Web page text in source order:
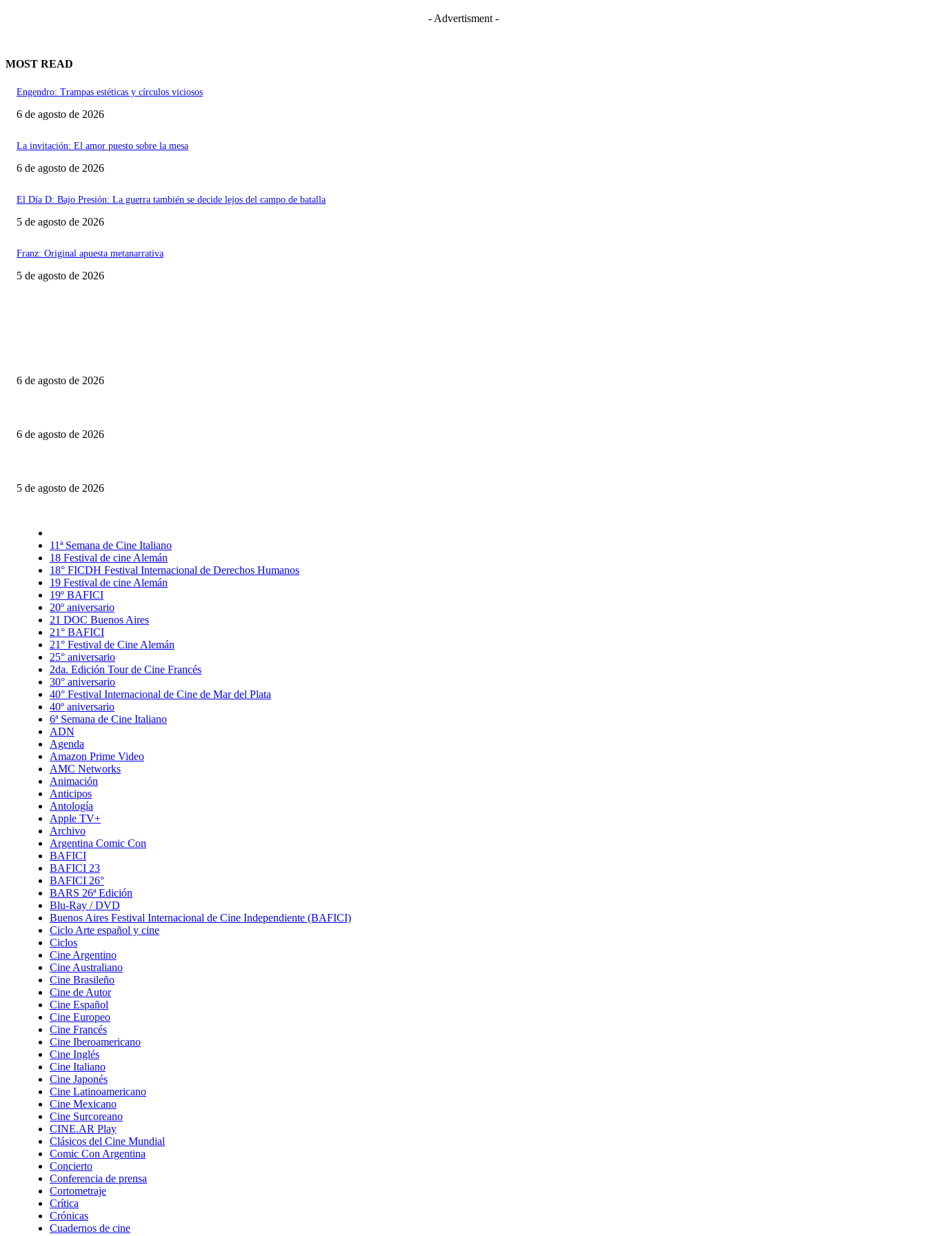
- Advertisment -
MOST READ
Engendro: Trampas estéticas y círculos viciosos
6 de agosto de 2026
La invitación: El amor puesto sobre la mesa
6 de agosto de 2026
El Día D: Bajo Presión: La guerra también se decide lejos del campo de batalla
5 de agosto de 2026
Franz: Original apuesta metanarrativa
5 de agosto de 2026
6 de agosto de 2026
6 de agosto de 2026
5 de agosto de 2026
11ª Semana de Cine Italiano
18 Festival de cine Alemán
18° FICDH Festival Internacional de Derechos Humanos
19 Festival de cine Alemán
19º BAFICI
20º aniversario
21 DOC Buenos Aires
21° BAFICI
21° Festival de Cine Alemán
25° aniversario
2da. Edición Tour de Cine Francés
30° aniversario
40° Festival Internacional de Cine de Mar del Plata
40º aniversario
6ª Semana de Cine Italiano
ADN
Agenda
Amazon Prime Video
AMC Networks
Animación
Anticipos
Antología
Apple TV+
Archivo
Argentina Comic Con
BAFICI
BAFICI 23
BAFICI 26°
BARS 26ª Edición
Blu-Ray / DVD
Buenos Aires Festival Internacional de Cine Independiente (BAFICI)
Ciclo Arte español y cine
Ciclos
Cine Argentino
Cine Australiano
Cine Brasileño
Cine de Autor
Cine Español
Cine Europeo
Cine Francés
Cine Iberoamericano
Cine Inglés
Cine Italiano
Cine Japonés
Cine Latinoamericano
Cine Mexicano
Cine Surcoreano
CINE.AR Play
Clásicos del Cine Mundial
Comic Con Argentina
Concierto
Conferencia de prensa
Cortometraje
Crítica
Crónicas
Cuadernos de cine